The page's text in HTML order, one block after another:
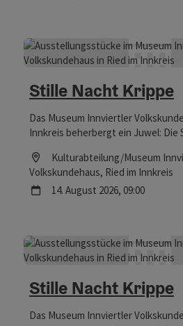
Stille Nacht Krippe
Das Museum Innviertler
Innkreis beherbergt ein Juwel: Die
Weihnachtsliedes der Welt – und
Weihnachtszeit einen Besuch wert.
Location
Kulturabteilung/Museum
Volkskundehaus, Ried im Innkreis
Nächster Termin
14. August 2026, 09:00
Stille Nacht Krippe
Das Museum Innviertler